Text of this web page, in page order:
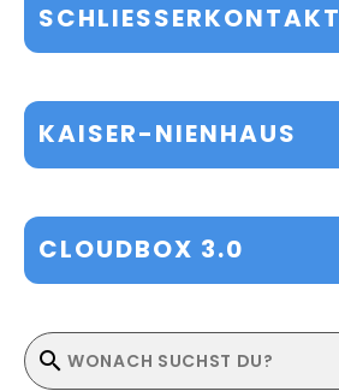
SCHLIESSERKONTAKTE
KAISER-NIENHAUS
CLOUDBOX 3.0